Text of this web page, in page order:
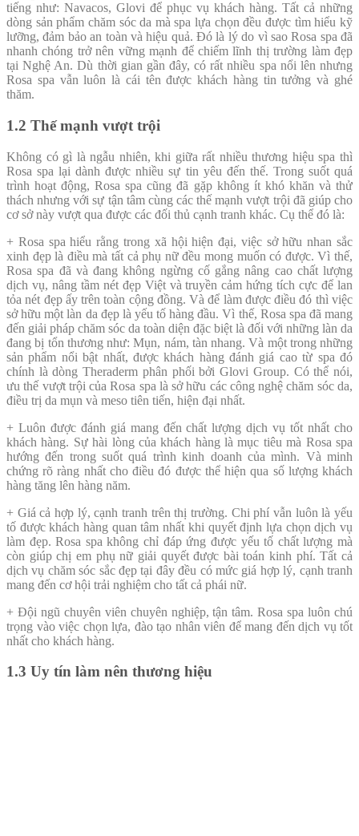
tiếng như: Navacos, Glovi để phục vụ khách hàng. Tất cả những
dòng sản phẩm chăm sóc da mà spa lựa chọn đều được tìm hiểu kỹ
lưỡng, đảm bảo an toàn và hiệu quả. Đó là lý do vì sao Rosa spa đã
nhanh chóng trở nên vững mạnh để chiếm lĩnh thị trường làm đẹp
tại Nghệ An. Dù thời gian gần đây, có rất nhiều spa nổi lên nhưng
Rosa spa vẫn luôn là cái tên được khách hàng tin tưởng và ghé
thăm.
1.2 Thế mạnh vượt trội
Không có gì là ngẫu nhiên, khi giữa rất nhiều thương hiệu spa thì
Rosa spa lại dành được nhiều sự tin yêu đến thế. Trong suốt quá
trình hoạt động, Rosa spa cũng đã gặp không ít khó khăn và thử
thách nhưng với sự tận tâm cùng các thế mạnh vượt trội đã giúp cho
cơ sở này vượt qua được các đối thủ cạnh tranh khác. Cụ thể đó là:
+ Rosa spa hiểu rằng trong xã hội hiện đại, việc sở hữu nhan sắc
xinh đẹp là điều mà tất cả phụ nữ đều mong muốn có được. Vì thế,
Rosa spa đã và đang không ngừng cố gắng nâng cao chất lượng
dịch vụ, nâng tầm nét đẹp Việt và truyền cảm hứng tích cực để lan
tỏa nét đẹp ấy trên toàn cộng đồng. Và để làm được điều đó thì việc
sở hữu một làn da đẹp là yếu tố hàng đầu. Vì thế, Rosa spa đã mang
đến giải pháp chăm sóc da toàn diện đặc biệt là đối với những làn da
đang bị tổn thương như: Mụn, nám, tàn nhang. Và một trong những
sản phẩm nổi bật nhất, được khách hàng đánh giá cao từ spa đó
chính là dòngTheraderm phân phối bởi Glovi Group. Có thể nói,
ưu thế vượt trội của Rosa spa là sở hữu các công nghệ chăm sóc da,
điều trị da mụn và meso tiên tiến, hiện đại nhất.
+ Luôn được đánh giá mang đến chất lượng dịch vụ tốt nhất cho
khách hàng. Sự hài lòng của khách hàng là mục tiêu mà Rosa spa
hướng đến trong suốt quá trình kinh doanh của mình. Và minh
chứng rõ ràng nhất cho điều đó được thể hiện qua số lượng khách
hàng tăng lên hàng năm.
+ Giá cả hợp lý, cạnh tranh trên thị trường. Chi phí vẫn luôn là yếu
tố được khách hàng quan tâm nhất khi quyết định lựa chọn dịch vụ
làm đẹp. Rosa spa không chỉ đáp ứng được yếu tố chất lượng mà
còn giúp chị em phụ nữ giải quyết được bài toán kinh phí. Tất cả
dịch vụ chăm sóc sắc đẹp tại đây đều có mức giá hợp lý, cạnh tranh
mang đến cơ hội trải nghiệm cho tất cả phái nữ.
+ Đội ngũ chuyên viên chuyên nghiệp, tận tâm. Rosa spa luôn chú
trọng vào việc chọn lựa, đào tạo nhân viên để mang đến dịch vụ tốt
nhất cho khách hàng.
1.3 Uy tín làm nên thương hiệu